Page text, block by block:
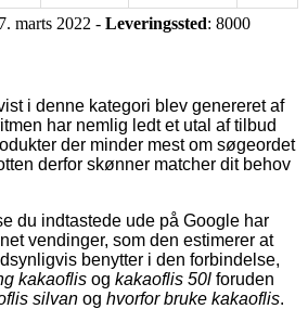
marts 2022 - Leveringssted: 8000
i denne kategori blev genereret af
har nemlig ledt et utal af tilbud
der minder mest om søgeordet
derfor skønner matcher dit behov
du indtastede ude på Google har
vendinger, som den estimerer at
benytter i den forbindelse,
kakaoflis og kakaoflis 50l foruden
silvan og hvorfor bruke kakaoflis.